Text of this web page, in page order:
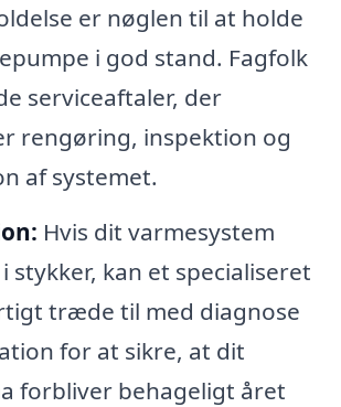
er nøglen til at holde
i god stand. Fagfolk
serviceaftaler, der
rengøring, inspektion og
af systemet.
Hvis dit varmesystem
stykker, kan et specialiseret
træde til med diagnose
for at sikre, at dit
forbliver behageligt året